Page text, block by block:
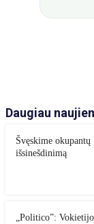
Daugiau
Švęskime okupantų
išsinešdinimą
„Politico”: